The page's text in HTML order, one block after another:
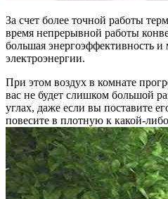
За счет более точной работы
время непрерывной работы
большая энергоэффективность
электроэнергии.
При этом воздух в комнате
вас не будет слишком большой
углах, даже если вы поставите
повесите в плотную к какой-